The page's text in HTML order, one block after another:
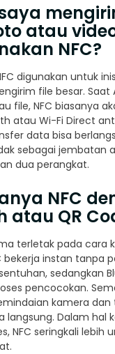
atau
NFC?
digunakan untuk
file besar. Saat
file, NFC biasanya
atau Wi-Fi Direct
data bisa
sebagai jembatan
dua perangkat.
NFC
atau QR
terletak pada cara
bekerja instan tanpa
sedangkan
pencocokan.
kamera dan
langsung. Dalam hal
NFC seringkali lebih